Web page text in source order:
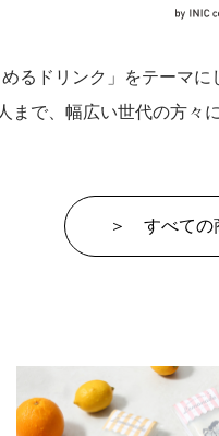
るドリンク」をテーマ
まで、幅広い世代の方々
＞ すべての